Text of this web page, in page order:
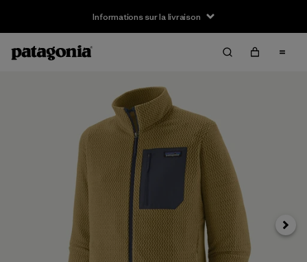
Informations sur la livraison